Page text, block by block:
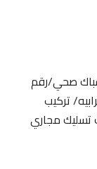
/ سباك صحي/رقم
تركيب
مجاري